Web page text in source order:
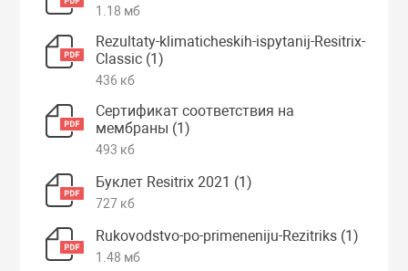
1.18 мб
Rezultaty-klimaticheskih-ispytanij-Resitrix-
Classic (1)
436 кб
Сертификат соответствия на
мембраны (1)
493 кб
Буклет Resitrix 2021 (1)
727 кб
Rukovodstvo-po-primeneniju-Rezitriks (1)
1.48 мб